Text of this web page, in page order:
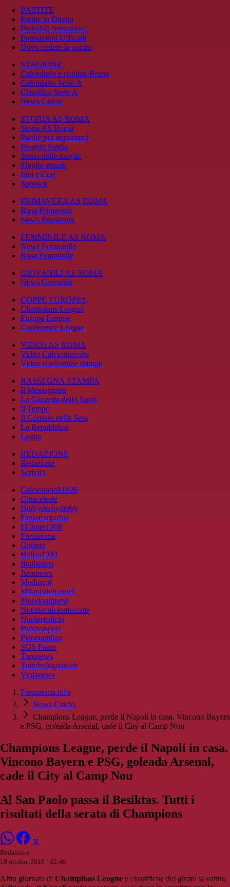
PARTITE
Partite in Diretta
Probabili formazioni
Formazioni Ufficiali
Dove vedere la partita
STAGIONE
Calendario e risultati Roma
Calendario Serie A
Classifica Serie A
News Calcio
STORIA AS ROMA
Storia AS Roma
Partite più importanti
Progetti Stadio
Storia delle maglie
Maglia attuale
Inni e Cori
Sponsor
PRIMAVERA AS ROMA
Rosa Primavera
News Primavera
FEMMINILE AS ROMA
News Femminile
Rosa Femminile
GIOVANILI AS ROMA
News Giovanili
COPPE EUROPEE
Champions League
Europa League
Conference League
VIDEO AS ROMA
Video Calciomercato
Video conferenze stampa
RASSEGNA STAMPA
Il Messaggero
La Gazzetta dello Sport
Il Tempo
Il Corriere della Sera
La Repubblica
Leggo
REDAZIONE
Redazione
Scrivici
Calcionapoli1926
Cittaceleste
Derbyderbyderby
Fantamagazine
FCInter1908
Forzaroma
Golssip
Hellas1903
Ilmilanista
Juvenews
Mediagol
Milanistichannel
Mondoudinese
Notiziecalciomercato
Numericalcio
Padovasport
Pianetamilan
SOS Fanta
Toronews
Tuttobolognaweb
Violanews
Forzaroma.info
News Calcio
Champions League, perde il Napoli in casa. Vincono Bayern
e PSG, goleada Arsenal, cade il City al Camp Nou
Champions League, perde il Napoli in casa.
Vincono Bayern e PSG, goleada Arsenal,
cade il City al Camp Nou
Al San Paolo passa il Besiktas. Tutti i
risultati della serata di Champions
Redazione
19 ottobre 2016 - 22:40
Altra giornata di Champions League e classifiche dei gironi si vanno